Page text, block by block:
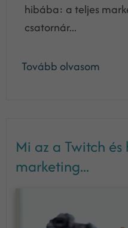
hibába: a teljes
csatornár...
Tovább olvasom
Mi az a Twitch
marketing...